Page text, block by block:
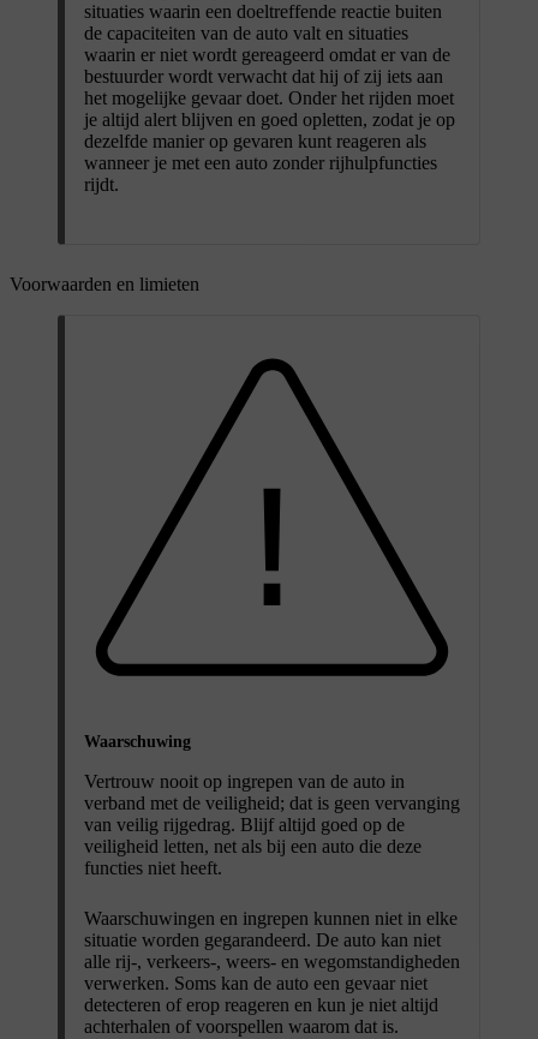
situaties waarin een doeltreffende reactie buiten
de capaciteiten van de auto valt en situaties
waarin er niet wordt gereageerd omdat er van de
bestuurder wordt verwacht dat hij of zij iets aan
het mogelijke gevaar doet. Onder het rijden moet
je altijd alert blijven en goed opletten, zodat je op
dezelfde manier op gevaren kunt reageren als
wanneer je met een auto zonder rijhulpfuncties
rijdt.
Voorwaarden en limieten
Waarschuwing
Vertrouw nooit op ingrepen van de auto in
verband met de veiligheid; dat is geen vervanging
van veilig rijgedrag. Blijf altijd goed op de
veiligheid letten, net als bij een auto die deze
functies niet heeft.
Waarschuwingen en ingrepen kunnen niet in elke
situatie worden gegarandeerd. De auto kan niet
alle rij-, verkeers-, weers- en wegomstandigheden
verwerken. Soms kan de auto een gevaar niet
detecteren of erop reageren en kun je niet altijd
achterhalen of voorspellen waarom dat is.